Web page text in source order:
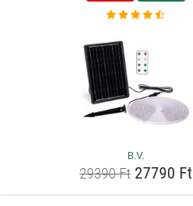
B.V.
29390 Ft27790 Ft